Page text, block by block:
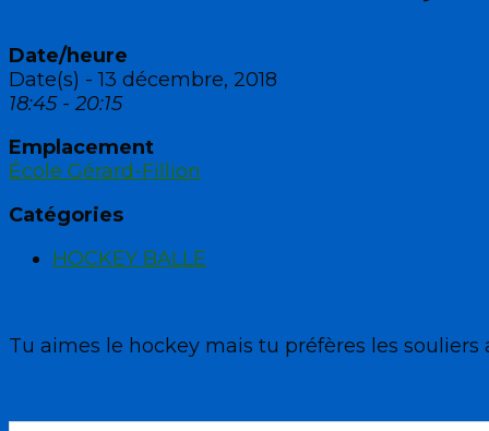
Date/heure
Date(s) - 13 décembre, 2018
18:45 - 20:15
Emplacement
École Gérard-Fillion
Catégories
HOCKEY BALLE
Tu aimes le hockey mais tu préfères les